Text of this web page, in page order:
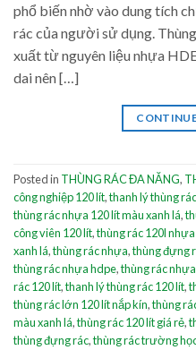
phổ biến nhờ vào dung tích
rác của người sử dụng.
xuất từ nguyên liệu nhựa
dai nên […]
Posted in THÙNG RÁC ĐA NĂNG,
công nghiệp 120 lít,thanh lý thùng rác
thùng rác nhựa 120 lít màu xanh lá,
công viên 120 lít,thùng rác 120l
xanh lá,thùng rác nhựa,thùng đựng
thùng rác nhựa hdpe,thùng rác
rác 120 lít,thanh lý thùng rác 120 lít,
thùng rác lớn 120 lít nắp kín,thùng
màu xanh lá,thùng rác 120 lít giá rẻ,
thùng đựng rác,thùng rác trường